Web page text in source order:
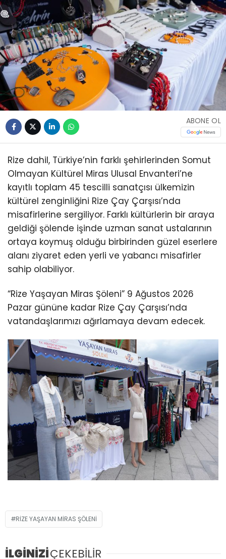
ABONE OL
Rize dahil, Türkiye’nin farklı şehirlerinden Somut
Olmayan Kültürel Miras Ulusal Envanteri’ne
kayıtlı toplam 45 tescilli sanatçısı ülkemizin
kültürel zenginliğini Rize Çay Çarşısı’nda
misafirlerine sergiliyor. Farklı kültürlerin bir araya
geldiği şölende işinde uzman sanat ustalarının
ortaya koymuş olduğu birbirinden güzel eserlere
alanı ziyaret eden yerli ve yabancı misafirler
sahip olabiliyor.
“Rize Yaşayan Miras Şöleni” 9 Ağustos 2026
Pazar gününe kadar Rize Çay Çarşısı’nda
vatandaşlarımızı ağırlamaya devam edecek.
RİZE YAŞAYAN MİRAS ŞÖLENİ
İLGİNİZİÇEKEBİLİR